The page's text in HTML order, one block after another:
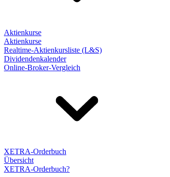
Aktienkurse
Aktienkurse
Realtime-Aktienkursliste (L&S)
Dividendenkalender
Online-Broker-Vergleich
XETRA-Orderbuch
Übersicht
XETRA-Orderbuch?